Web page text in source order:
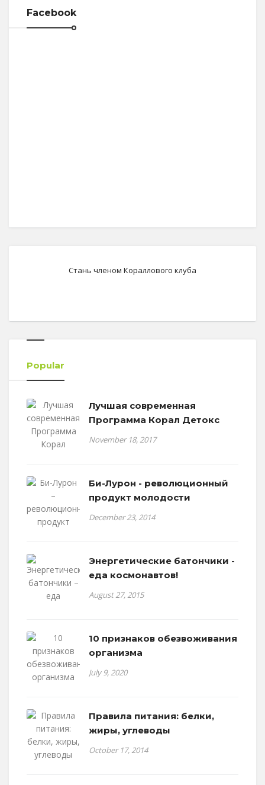
Facebook
Стань членом Кораллового клуба
Popular
Лучшая современная
Программа Корал Детокс
November 18, 2017
Би-Лурон - революционный
продукт молодости
December 23, 2014
Энергетические батончики -
еда космонавтов!
August 27, 2015
10 признаков обезвоживания
организма
July 9, 2020
Правила питания: белки,
жиры, углеводы
October 17, 2014